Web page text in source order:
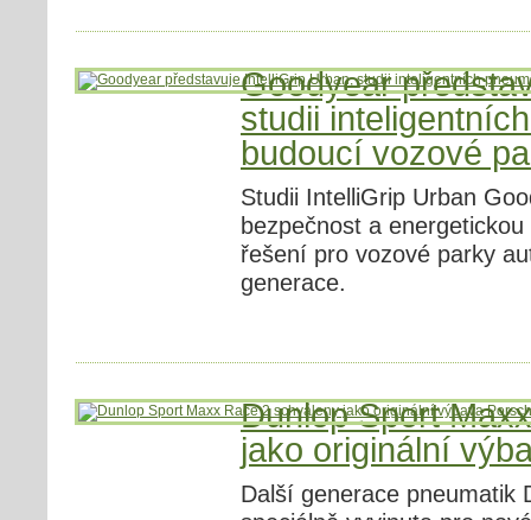
Goodyear
studii
budoucí vozové
Studii IntelliGrip Urban
bezpečnost a
řešení pro vozové parky
generace.
Dunlop Sport
jako originální
Další generace pneumatik